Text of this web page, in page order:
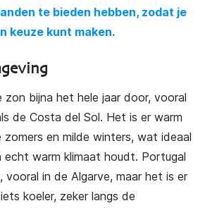
te bieden hebben, zodat je
keuze kunt maken.
zon bijna het hele jaar door, vooral
de Costa del Sol. Het is er warm
en milde winters, wat ideaal
echt warm klimaat houdt. Portugal
in de Algarve, maar het is er
koeler, zeker langs de